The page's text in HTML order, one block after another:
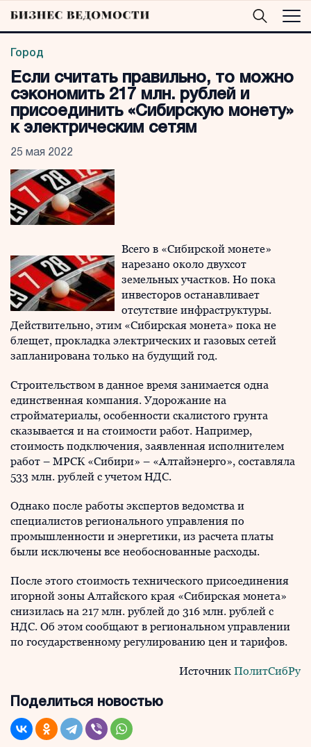
Город
Если считать правильно, то можно
сэкономить 217 млн. рублей и
присоединить «Сибирскую монету»
к электрическим сетям
25 мая 2022
Всего в «Сибирской монете»
нарезано около двухсот
земельных участков. Но пока
инвесторов останавливает
отсутствие инфраструктуры.
Действительно, этим «Сибирская монета» пока не
блещет, прокладка электрических и газовых сетей
запланирована только на будущий год.
Строительством в данное время занимается одна
единственная компания. Удорожание на
стройматериалы, особенности скалистого грунта
сказывается и на стоимости работ. Например,
стоимость подключения, заявленная исполнителем
работ – МРСК «Сибири» – «Алтайэнерго», составляла
533 млн. рублей с учетом НДС.
Однако после работы экспертов ведомства и
специалистов регионального управления по
промышленности и энергетики, из расчета платы
были исключены все необоснованные расходы.
После этого стоимость технического присоединения
игорной зоны Алтайского края «Сибирская монета»
снизилась на 217 млн. рублей до 316 млн. рублей с
НДС. Об этом сообщают в региональном управлении
по государственному регулированию цен и тарифов.
Источник ПолитСибРу
Поделиться новостью